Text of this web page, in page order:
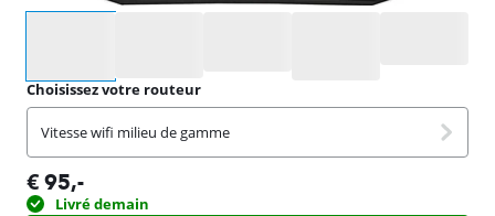
Choisissez votre routeur
Vitesse wifi milieu de gamme
€ 95,-
Livré demain